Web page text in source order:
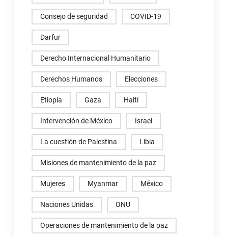
Consejo de seguridad COVID-19
Darfur
Derecho Internacional Humanitario
Derechos Humanos Elecciones
Etiopía Gaza Haití
Intervención de México Israel
La cuestión de Palestina Libia
Misiones de mantenimiento de la paz
Mujeres Myanmar México
Naciones Unidas ONU
Operaciones de mantenimiento de la paz